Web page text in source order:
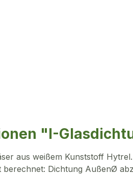
"I-
aus weißem Kunststoff Hytrel.
berechnet: Dichtung AußenØ